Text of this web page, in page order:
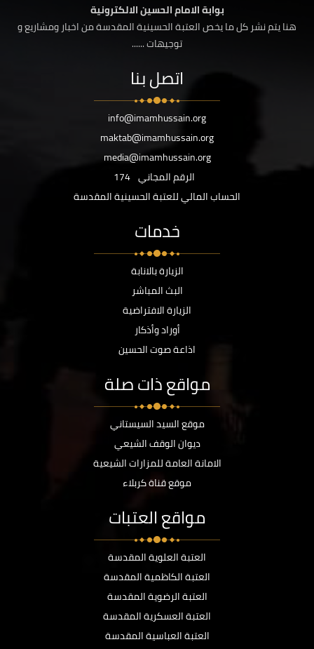
بوابة الامام الحسين الالكترونية
هنا يتم نشر كل ما يخص العتبة الحسينية المقدسة من اخبار ومشاريع و
توجيهات ......
اتصل بنا
info@imamhussain.org
maktab@imamhussain.org
media@imamhussain.org
الرقم المجاني 174
الحساب المالي للعتبة الحسينية المقدسة
خدمات
الزيارة بالانابة
البث المباشر
الزيارة الافتراضية
أوراد وأذكار
اذاعة صوت الحسين
مواقع ذات صلة
موقع السيد السيستاني
ديوان الوقف الشيعي
الامانة العامة للمزارات الشيعية
موقع قناة كربلاء
مواقع العتبات
العتبة العلوية المقدسة
العتبة الكاظمية المقدسة
العتبة الرضوية المقدسة
العتبة العسكرية المقدسة
العتبة العباسية المقدسة